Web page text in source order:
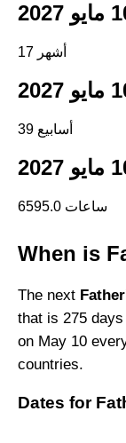
17 أشهر
39 أسابيع
6595.0 ساعات
When is
The next
that is 275
on May 10
countries.
Dates for